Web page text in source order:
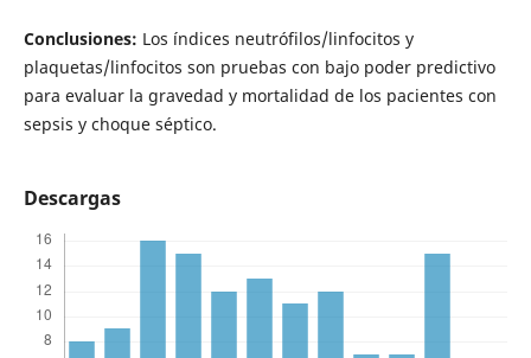
Conclusiones: Los índices neutrófilos/linfocitos y
plaquetas/linfocitos son pruebas con bajo poder predictivo
para evaluar la gravedad y mortalidad de los pacientes con
sepsis y choque séptico.
Descargas